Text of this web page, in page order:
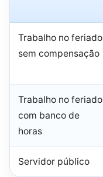
Trabalho no feriado
sem compensação
Trabalho no feriado
com banco de
horas
Servidor público